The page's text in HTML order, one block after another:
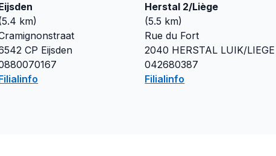
5.4 km)
CP Eijsden
Herstal 2/Liège
(5.5 km)
Rue du Fort
2040 HERSTAL LUIK/LIEGE
042680387
Filialinfo